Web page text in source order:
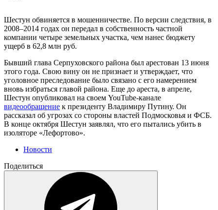
Шестун обвиняется в мошенничестве. По версии следствия, в
2008–2014 годах он передал в собственность частной
компании четыре земельных участка, чем нанес бюджету
ущерб в 62,8 млн руб.
Бывший глава Серпуховского района был арестован 13 июня
этого года. Свою вину он не признает и утверждает, что
уголовное преследование было связано с его намерением
вновь избраться главой района. Еще до ареста, в апреле,
Шестун опубликовал на своем YouTube-канале
видеообращение к президенту Владимиру Путину. Он
рассказал об угрозах со стороны властей Подмосковья и ФСБ.
В конце октября Шестун заявлял, что его пытались убить в
изоляторе «Лефортово».
Новости
Поделиться